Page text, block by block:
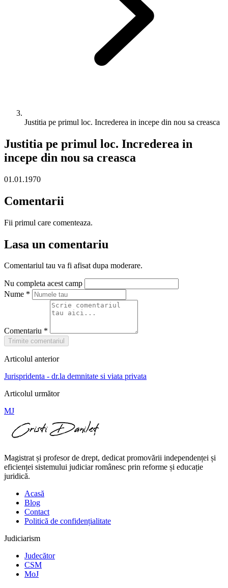
Justitia pe primul loc. Increderea in incepe din nou sa creasca
Justitia pe primul loc. Increderea in
incepe din nou sa creasca
01.01.1970
Comentarii
Fii primul care comenteaza.
Lasa un comentariu
Comentariul tau va fi afisat dupa moderare.
Nu completa acest camp
Nume *
Comentariu *
Trimite comentariul
Articolul anterior
Jurispridenta - dr.la demnitate si viata privata
Articolul următor
MJ
Magistrat și profesor de drept, dedicat promovării independenței și
eficienței sistemului judiciar românesc prin reforme și educație
juridică.
Acasă
Blog
Contact
Politică de confidențialitate
Judiciarism
Judecător
CSM
MoJ